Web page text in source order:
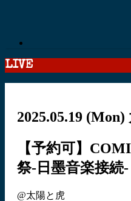
LIVE
2025.05.19 (Mon)
【予約可】
祭-日墨音楽接続-
@太陽と虎